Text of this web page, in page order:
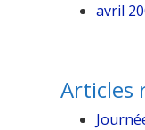
avril
Articles